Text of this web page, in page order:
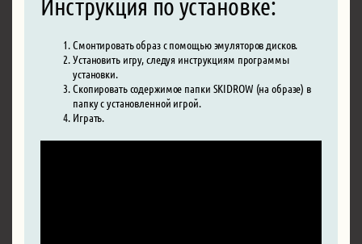
Смонтировать образ с помощью эмуляторов дисков.
Установить игру, следуя инструкциям программы
установки.
Скопировать содержимое папки SKIDROW (на образе) в
папку с установленной игрой.
Играть.